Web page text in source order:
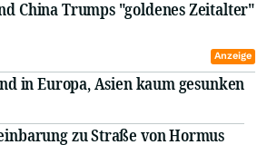
China Trumps "goldenes Zeitalter"
Anzeige
in Europa, Asien kaum gesunken
zu Straße von Hormus